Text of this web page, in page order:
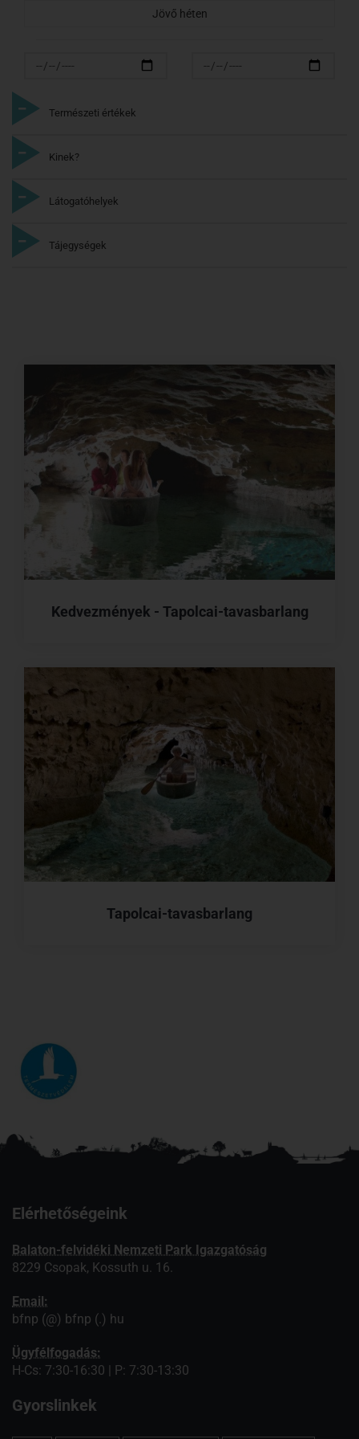
Jövő héten
Természeti értékek
Kinek?
Látogatóhelyek
Tájegységek
Kedvezmények - Tapolcai-tavasbarlang
Tapolcai-tavasbarlang
Elérhetőségeink
Balaton-felvidéki Nemzeti Park Igazgatóság
8229 Csopak, Kossuth u. 16.
Email:
bfnp (@) bfnp (.) hu
Ügyfélfogadás:
H-Cs: 7:30-16:30 | P: 7:30-13:30
Gyorslinkek